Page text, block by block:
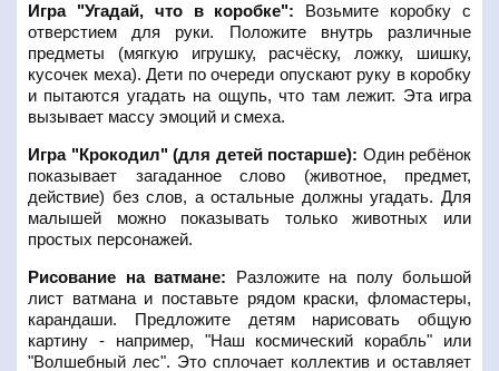
Игра "Угадай, что в коробке": Возьмите коробку с
отверстием для руки. Положите внутрь различные
предметы (мягкую игрушку, расчёску, ложку, шишку,
кусочек меха). Дети по очереди опускают руку в коробку
и пытаются угадать на ощупь, что там лежит. Эта игра
вызывает массу эмоций и смеха.
Игра "Крокодил" (для детей постарше): Один ребёнок
показывает загаданное слово (животное, предмет,
действие) без слов, а остальные должны угадать. Для
малышей можно показывать только животных или
простых персонажей.
Рисование на ватмане: Разложите на полу большой
лист ватмана и поставьте рядом краски, фломастеры,
карандаши. Предложите детям нарисовать общую
картину - например, "Наш космический корабль" или
"Волшебный лес". Это сплочает коллектив и оставляет